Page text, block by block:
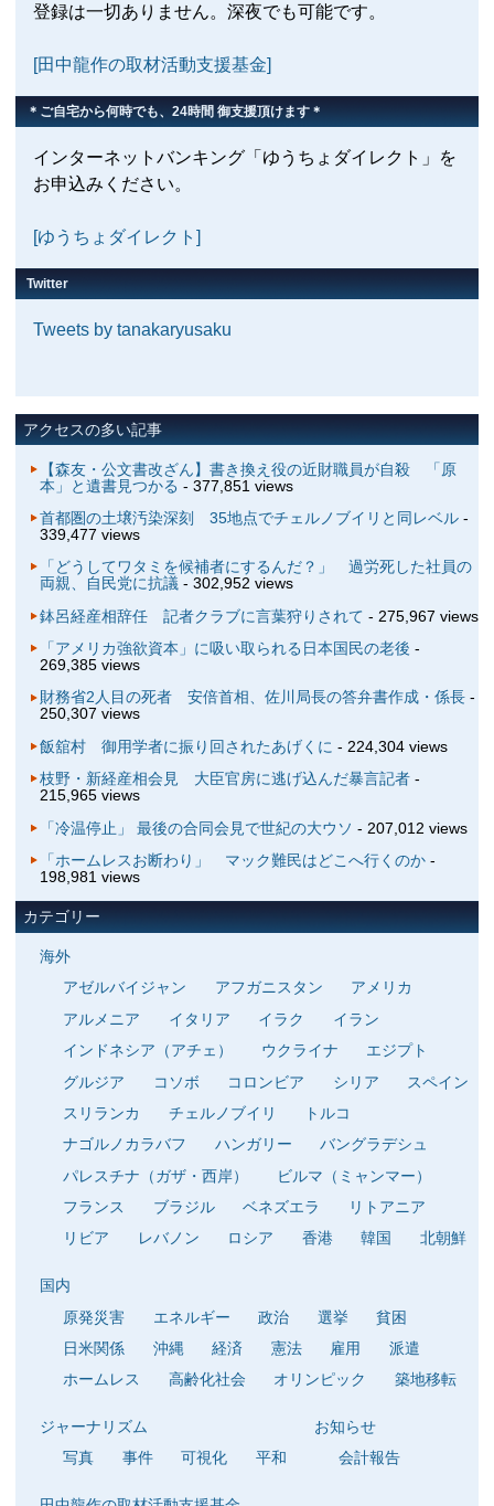
登録は一切ありません。深夜でも可能です。
[田中龍作の取材活動支援基金]
＊ご自宅から何時でも、24時間 御支援頂けます＊
インターネットバンキング「ゆうちょダイレクト」を
お申込みください。
[ゆうちょダイレクト]
Twitter
Tweets by tanakaryusaku
アクセスの多い記事
【森友・公文書改ざん】書き換え役の近財職員が自殺 「原
本」と遺書見つかる - 377,851 views
首都圏の土壌汚染深刻 35地点でチェルノブイリと同レベル-
339,477 views
「どうしてワタミを候補者にするんだ？」 過労死した社員の
両親、自民党に抗議- 302,952 views
鉢呂経産相辞任 記者クラブに言葉狩りされて - 275,967 views
「アメリカ強欲資本」に吸い取られる日本国民の老後 -
269,385 views
財務省2人目の死者 安倍首相、佐川局長の答弁書作成・係長-
250,307 views
飯舘村 御用学者に振り回されたあげくに - 224,304 views
枝野・新経産相会見 大臣官房に逃げ込んだ暴言記者-
215,965 views
「冷温停止」 最後の合同会見で世紀の大ウソ - 207,012 views
「ホームレスお断わり」 マック難民はどこへ行くのか-
198,981 views
カテゴリー
海外
アゼルバイジャン
アフガニスタン
アメリカ
アルメニア
イタリア イラク
イラン
インドネシア（アチェ）
ウクライナ
エジプト
グルジア
コソボ コロンビア シリア
スペイン
スリランカ
チェルノブイリ
トルコ
ナゴルノカラバフ
ハンガリー
バングラデシュ
パレスチナ（ガザ・西岸）
ビルマ（ミャンマー）
フランス
ブラジル ベネズエラ
リトアニア
リビア
レバノン ロシア 香港 韓国 北朝鮮
国内
原発災害
エネルギー 政治 選挙
貧困
日米関係
沖縄 経済 憲法 雇用
派遣
ホームレス
高齢化社会 オリンピック 築地移転
ジャーナリズム
写真
事件 可視化 平和
お知らせ
会計報告